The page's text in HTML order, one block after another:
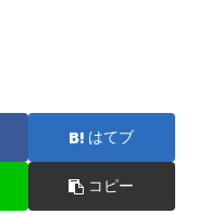
はてブ
コピー